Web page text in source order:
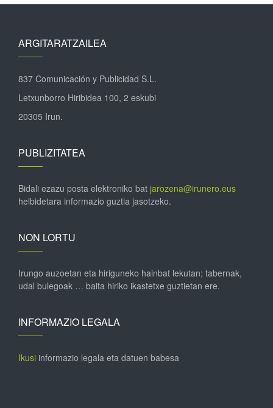
ARGITARATZAILEA
837 Comunicación y Publicidad S.L.
Letxunborro Hiribidea 100, 2 eskubi
20305 Irun.
PUBLIZITATEA
Bidali ezazu posta elektroniko bat jarozena@irunero.eus
helbidetara informazio guztia jasotzeko.
NON LORTU
Irungo auzoetan eta hiriguneko hainbat lekutan; tabernak,
udal bulegoak … baita hiriko ikastetxe guztietan ere.
INFORMAZIO LEGALA
Ikusi informazio legala eta datuen babesa